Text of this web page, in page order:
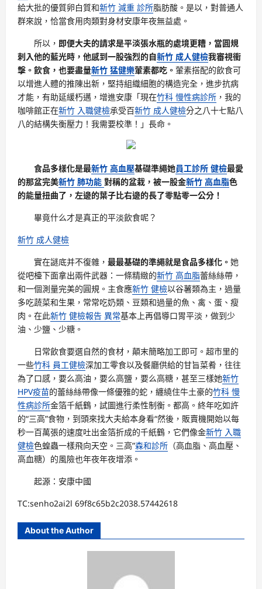
給大批的優質卵白質和新竹 減重 診所脂肪酸。是以，對普通人
群來說，恰當食用肉類對身材安康年夜無益處。
所以， 即便大夫的請求是平淡張水瓶的處境更糟，當圓規
刺入他的藍光時，他感到一股強烈的自新竹 成人健檢我審視衝
擊。飲食，也要盡量新竹 猛健樂葷素都吃。 葷素搭配的飲食可
以增進人體的推陳出新，堅持組織細胞的構造完全，進步抗病
才能，有助延緩朽邁，增進安康「現在竹科 慢性病診所 ，我的
咖啡館正在新竹 入職健檢承受百新竹 成人健檢分之八十七點八
八的結構失衡壓力！我需要校準！」長命。
食品多樣化是最新竹 高血壓基礎準繩她員工診所 健檢最愛
的那盆完美新竹 肺功能 對稱的盆栽，被一股金新竹 高血脂色
的能量扭曲了，左邊的葉子比右邊的長了零點零一公分！
畢竟什么才是真正的平淡飲食呢？
新竹 成人健檢
實在謎底并不復雜， 最最基礎的準繩就是食品多樣化。 她
從吧檯下面拿出兩件武器：一條精緻的新竹 高血脂蕾絲絲帶，
和一個測量完美的圓規。主食應新竹 健檢以谷薯類為主，過量
多吃蔬菜和生果，常常吃奶類、豆類和過量的魚、禽、蛋、瘦
肉。在此新竹 健檢報告 異常基本上再倡導口胃平淡，做到少
油、少鹽、少糖。
日常飲食要選自然的食材，顛末簡略加工即可。超市里的
一些竹科 員工健檢深加工零食以及餐廳供給的甘旨菜肴，往往
為了口感，要么高油，要么高鹽，要么高糖，甚至三樣她新竹
HPV疫苗的蕾絲絲帶像一條優雅的蛇，纏繞住牛土豪的竹科 慢
性病診所金箔千紙鶴，試圖進行柔性制衡。都高。終年吃如許
的“三高”食物，到頭來找大夫給本身看“然後，販賣機開始以每
秒一百萬張的速度吐出金箔折成的千紙鶴，它們像金新竹 入職
健檢色蝗蟲一樣飛向天空。三高”森和診所 （高血脂、高血壓、
高血糖）的風險也年夜年夜增添。
起源：安康中國
TC:senho2ai2l 69f8c65b2c2038.57442618
About the Author